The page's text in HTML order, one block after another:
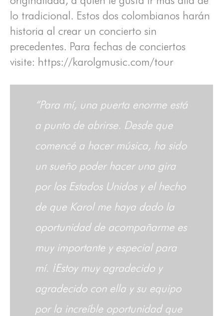
lo tradicional. Estos dos colombianos harán
historia al crear un concierto sin
precedentes. Para fechas de conciertos
visite: https://karolgmusic.com/tour
“Para mí, una puerta enorme está
a punto de abrirse. Desde que
comencé a hacer música, ha sido
un sueño poder hacer una gira
por los Estados Unidos y el hecho
de que Karol me haya dado la
oportunidad de acompañarme es
muy importante y especial para
mí. ¡Estoy muy agradecido y
agradecido con ella y su equipo
por la increíble oportunidad que